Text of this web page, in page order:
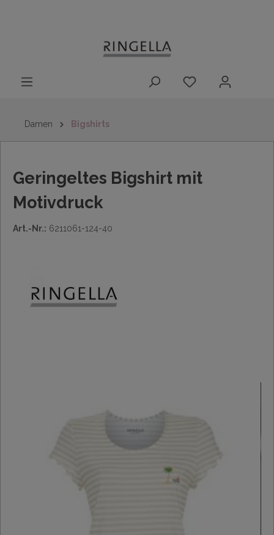
Damen Bigshirts
Geringeltes Bigshirt mit
Motivdruck
Art.-Nr.: 6211061-124-40